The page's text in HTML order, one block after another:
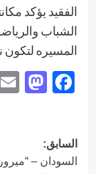
الفقيد يؤكد
الشباب
المسيره لتكون
تصفّح
المقالات
السابق:
السودان –